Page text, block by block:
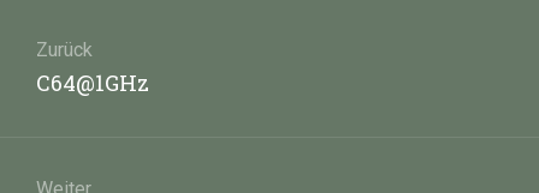
Zurück
Vorheriger
C64@1GHz